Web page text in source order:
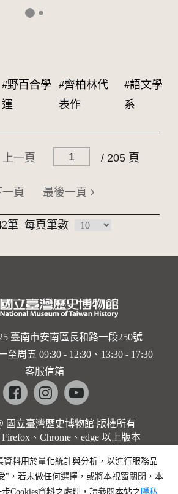
#野百合學
運
#齊柏林代
表作
#語文學
系
上一頁 / 205 頁
一頁 最後一頁
筆 每頁筆數
臺南市安南區長和路一段250號
至周五 09:30 - 12:30、13:30 - 17:30
客服信箱
Facebookinstagramyoutube
國立臺灣歷史博物館 版權所有
、Chrome、edge 以上版本
資料用於量化統計與分析，以進行服務品
"，若未做任何選擇，或將本視窗關閉，本
Cookies資料之處理，請參閱本站之 隱私